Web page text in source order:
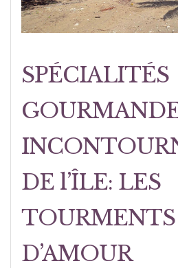
SPÉCIALITÉS
DE l’ÎLE: LES
TOURMENTS
D’AMOUR